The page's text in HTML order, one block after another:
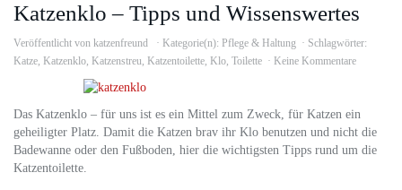
Katzenklo – Tipps und Wissenswertes
Veröffentlicht von katzenfreund Kategorie(n): Pflege & Haltung
Schlagwörter:
Katze, Katzenklo, Katzenstreu, Katzentoilette, Klo, Toilette Keine Kommentare
Das Katzenklo – für uns ist es ein Mittel zum Zweck, für Katzen ein
geheiligter Platz. Damit die Katzen brav ihr Klo benutzen und nicht die
Badewanne oder den Fußboden, hier die wichtigsten Tipps rund um die
Katzentoilette.